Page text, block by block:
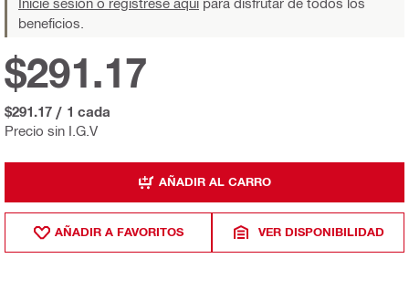
beneficios.
Precio sin I.G.V
$291.17
$291.17 / 1 cada
AÑADIR AL CARRO
AÑADIR A FAVORITOS VER DISPONIBILIDAD